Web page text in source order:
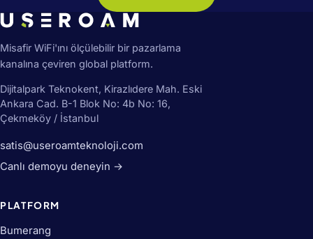
Misafir WiFi'ını ölçülebilir bir pazarlama
kanalına çeviren global platform.
Dijitalpark Teknokent, Kirazlıdere Mah. Eski
Ankara Cad. B-1 Blok No: 4b No: 16,
Çekmeköy / İstanbul
satis@useroamteknoloji.com
Canlı demoyu deneyin →
PLATFORM
Bumerang